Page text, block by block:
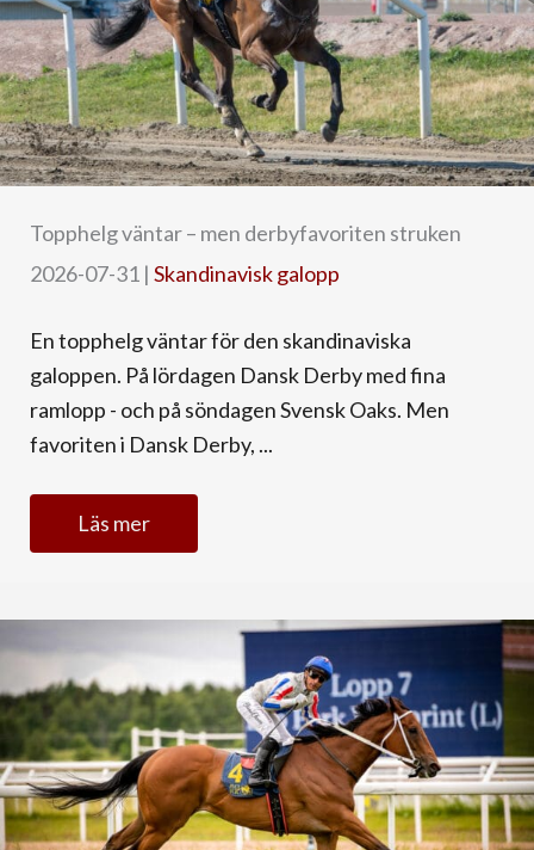
Topphelg väntar – men derbyfavoriten struken
2026-07-31 | Skandinavisk galopp
En topphelg väntar för den skandinaviska
galoppen. På lördagen Dansk Derby med fina
ramlopp - och på söndagen Svensk Oaks. Men
favoriten i Dansk Derby, ...
Läs mer